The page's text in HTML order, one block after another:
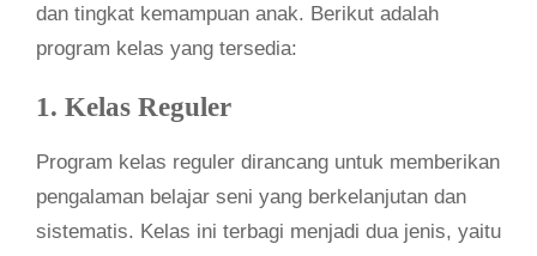
dan tingkat kemampuan anak. Berikut adalah
program kelas yang tersedia:
1. Kelas Reguler
Program kelas reguler dirancang untuk memberikan
pengalaman belajar seni yang berkelanjutan dan
sistematis. Kelas ini terbagi menjadi dua jenis, yaitu